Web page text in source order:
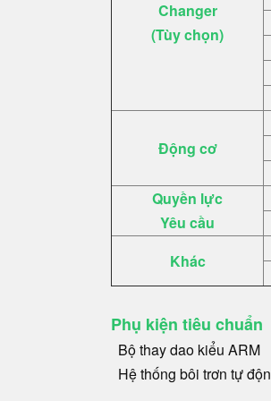
Changer
(Tùy chọn)
Động cơ
Quyền lực
Yêu cầu
Khác
Phụ kiện tiêu chuẩn
Bộ thay dao kiểu ARM
Hệ thống bôi trơn tự